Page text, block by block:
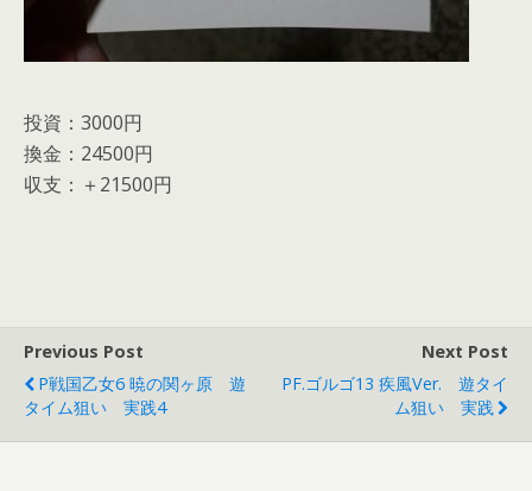
投資：3000円
換金：24500円
収支：＋21500円
Previous Post
P戦国乙女6 暁の関ヶ原 遊
タイム狙い 実践4
Next Post
PF.ゴルゴ13 疾風ver. 遊タイ
ム狙い 実践